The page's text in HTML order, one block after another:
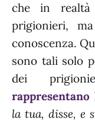
che in
prigionieri,
conoscenza.
sono tali solo
dei
la tua, disse, e